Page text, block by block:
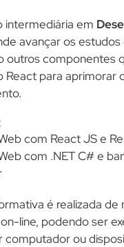
intermediária em
avançar os estudos
outros componentes
React para aprimorar
com React JS e
com .NET C# e
é realizada de
line, podendo ser
computador ou